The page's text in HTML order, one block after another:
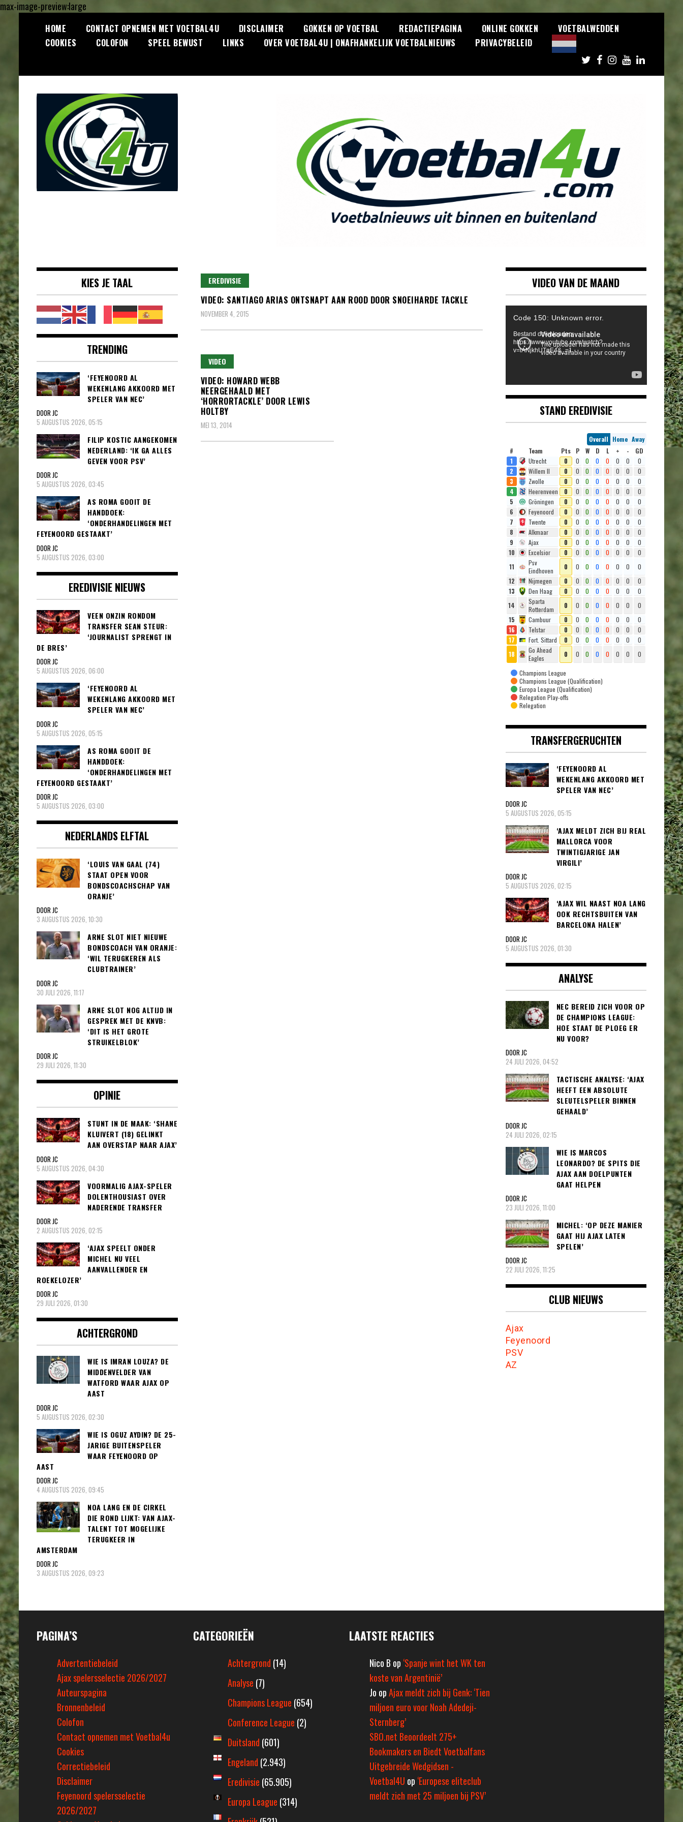
max-image-preview:large
HOME CONTACT OPNEMEN MET VOETBAL4U DISCLAIMER GOKKEN OP VOETBAL REDACTIEPAGINA ONLINE GOKKEN
VOETBALWEDDEN
COOKIES
COLOFON SPEEL BEWUST LINKS OVER VOETBAL4U | ONAFHANKELIJK VOETBALNIEUWS PRIVACYBELEID
Eredivisie &
Internationaal
voetbal |
EREDIVISIE
VIDEO: SANTIAGO ARIAS ONTSNAPT AAN ROOD DOOR SNOEIHARDE TACKLE
NOVEMBER 4, 2015
VIDEO
VIDEO: HOWARD WEBB
NEERGEHAALD MET
‘HORRORTACKLE’ DOOR LEWIS
HOLTBY
MEI 13, 2014
KIES JE TAAL
TRENDING
‘FEYENOORD AL
WEKENLANG AKKOORD MET
SPELER VAN NEC’
DOOR JC
5 AUGUSTUS 2026, 05:15
FILIP KOSTIC AANGEKOMEN
NEDERLAND: ‘IK GA ALLES
GEVEN VOOR PSV’
DOOR JC
5 AUGUSTUS 2026, 03:45
AS ROMA GOOIT DE
HANDDOEK:
‘ONDERHANDELINGEN MET
FEYENOORD GESTAAKT’
DOOR JC
5 AUGUSTUS 2026, 03:00
EREDIVISIE NIEUWS
VEEN ONZIN RONDOM
TRANSFER SEAN STEUR:
‘JOURNALIST SPRENGT IN
DE BRES’
DOOR JC
5 AUGUSTUS 2026, 06:00
‘FEYENOORD AL
WEKENLANG AKKOORD MET
SPELER VAN NEC’
DOOR JC
5 AUGUSTUS 2026, 05:15
AS ROMA GOOIT DE
HANDDOEK:
‘ONDERHANDELINGEN MET
FEYENOORD GESTAAKT’
DOOR JC
5 AUGUSTUS 2026, 03:00
NEDERLANDS ELFTAL
‘LOUIS VAN GAAL (74)
STAAT OPEN VOOR
BONDSCOACHSCHAP VAN
ORANJE’
DOOR JC
3 AUGUSTUS 2026, 10:30
ARNE SLOT NIET NIEUWE
BONDSCOACH VAN ORANJE:
‘WIL TERUGKEREN ALS
CLUBTRAINER’
DOOR JC
30 JULI 2026, 11:17
ARNE SLOT NOG ALTIJD IN
GESPREK MET DE KNVB:
‘DIT IS HET GROTE
STRUIKELBLOK’
DOOR JC
29 JULI 2026, 11:30
OPINIE
STUNT IN DE MAAK: ‘SHANE
KLUIVERT (18) GELINKT
AAN OVERSTAP NAAR AJAX’
DOOR JC
5 AUGUSTUS 2026, 04:30
VOORMALIG AJAX-SPELER
DOLENTHOUSIAST OVER
NADERENDE TRANSFER
DOOR JC
2 AUGUSTUS 2026, 02:15
‘AJAX SPEELT ONDER
MICHEL NU VEEL
AANVALLENDER EN
ROEKELOZER’
DOOR JC
29 JULI 2026, 01:30
ACHTERGROND
WIE IS IMRAN LOUZA? DE
MIDDENVELDER VAN
WATFORD WAAR AJAX OP
AAST
DOOR JC
5 AUGUSTUS 2026, 02:30
WIE IS OGUZ AYDIN? DE 25-
JARIGE BUITENSPELER
WAAR FEYENOORD OP
AAST
DOOR JC
4 AUGUSTUS 2026, 09:45
NOA LANG EN DE CIRKEL
DIE ROND LIJKT: VAN AJAX-
TALENT TOT MOGELIJKE
TERUGKEER IN
AMSTERDAM
DOOR JC
3 AUGUSTUS 2026, 09:23
VIDEO VAN DE MAAND
Code 150: Unknown error.
Bestand downloaden:
https://www.youtube.com/watch?
v=iANjkhUTqE4&_=1
STAND EREDIVISIE
Overall Home Away
#
Team Pts P W D L + -
GD
1
Utrecht 0 0 0 0 0 0 0
0
2
Willem II 0 0 0 0 0 0 0
0
3
Zwolle 0 0 0 0 0 0 0
0
4
Heerenveen 0 0 0 0 0 0 0
0
5
Gröningen 0 0 0 0 0 0 0
0
6
Feyenoord 0 0 0 0 0 0 0
0
7
Twente 0 0 0 0 0 0 0
0
8
Alkmaar 0 0 0 0 0 0 0
0
9
Ajax 0 0 0 0 0 0 0
0
10
Excelsior 0 0 0 0 0 0 0
0
11
Psv
Eindhoven
0 0 0 0 0 0 0
0
12
Nijmegen 0 0 0 0 0 0 0
0
13
Den Haag 0 0 0 0 0 0 0
0
14
Sparta
Rotterdam
0 0 0 0 0 0 0
0
15
Cambuur 0 0 0 0 0 0 0
0
16
Telstar 0 0 0 0 0 0 0
0
17
Fort. Sittard 0 0 0 0 0 0 0
0
18
Go Ahead
Eagles
0 0 0 0 0 0 0 0
Champions League
Champions League (Qualification)
Europa League (Qualification)
Relegation Play-offs
Relegation
TRANSFERGERUCHTEN
‘FEYENOORD AL
WEKENLANG AKKOORD MET
SPELER VAN NEC’
DOOR JC
5 AUGUSTUS 2026, 05:15
‘AJAX MELDT ZICH BIJ REAL
MALLORCA VOOR
TWINTIGJARIGE JAN
VIRGILI’
DOOR JC
5 AUGUSTUS 2026, 02:15
‘AJAX WIL NAAST NOA LANG
OOK RECHTSBUITEN VAN
BARCELONA HALEN’
DOOR JC
5 AUGUSTUS 2026, 01:30
ANALYSE
NEC BEREID ZICH VOOR OP
DE CHAMPIONS LEAGUE:
HOE STAAT DE PLOEG ER
NU VOOR?
DOOR JC
24 JULI 2026, 04:52
TACTISCHE ANALYSE: ‘AJAX
HEEFT EEN ABSOLUTE
SLEUTELSPELER BINNEN
GEHAALD’
DOOR JC
24 JULI 2026, 02:15
WIE IS MARCOS
LEONARDO? DE SPITS DIE
AJAX AAN DOELPUNTEN
GAAT HELPEN
DOOR JC
23 JULI 2026, 11:00
MICHEL: ‘OP DEZE MANIER
GAAT HIJ AJAX LATEN
SPELEN’
DOOR JC
22 JULI 2026, 11:25
CLUB NIEUWS
Ajax
Feyenoord
PSV
AZ
PAGINA’S
Advertentiebeleid
Ajax spelersselectie 2026/2027
Auteurspagina
Bronnenbeleid
Colofon
Contact opnemen met Voetbal4u
Cookies
Correctiebeleid
Disclaimer
Feyenoord spelersselectie
2026/2027
CATEGORIEËN
Achtergrond (14)
Analyse (7)
Champions League (654)
Conference League (2)
Duitsland (601)
Engeland (2.943)
Eredivisie (65.905)
Europa League (314)
LAATSTE REACTIES
Nico B op ‘Spanje wint het WK ten
koste van Argentinië’
Jo opAjax meldt zich bij Genk: ‘Tien
miljoen euro voor Noah Adedeji-
Sternberg’
SBO.net Beoordeelt 275+
Bookmakers en Biedt Voetbalfans
Uitgebreide Wedgidsen -
Voetbal4U op ‘Europese eliteclub
meldt zich met 25 miljoen bij PSV’